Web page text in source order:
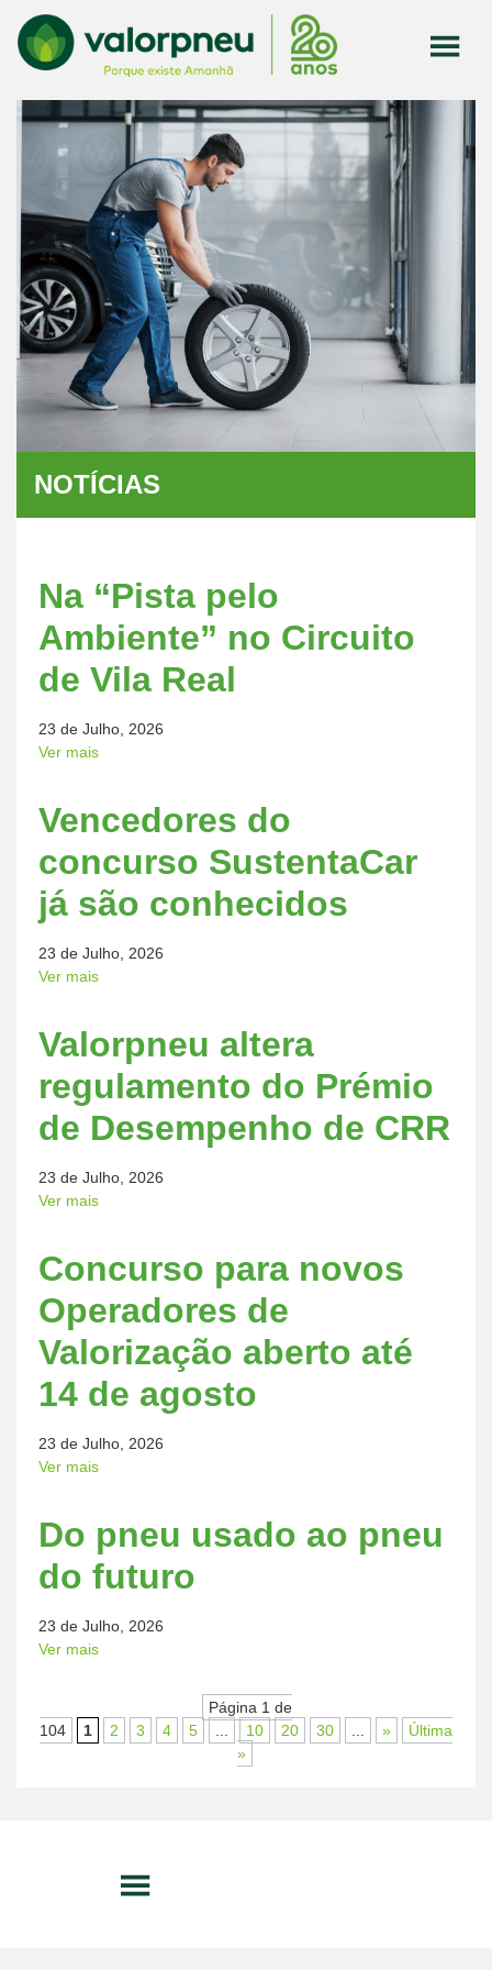
NOTÍCIAS
Na “Pista pelo
Ambiente” no Circuito
de Vila Real
23 de Julho, 2026
Ver mais
Vencedores do
concurso SustentaCar
já são conhecidos
23 de Julho, 2026
Ver mais
Valorpneu altera
regulamento do Prémio
de Desempenho de CRR
23 de Julho, 2026
Ver mais
Concurso para novos
Operadores de
Valorização aberto até
14 de agosto
23 de Julho, 2026
Ver mais
Do pneu usado ao pneu
do futuro
23 de Julho, 2026
Ver mais
Página 1 de
104
1 2 3 4 5 ... 10 20 30 ... »
Última
»